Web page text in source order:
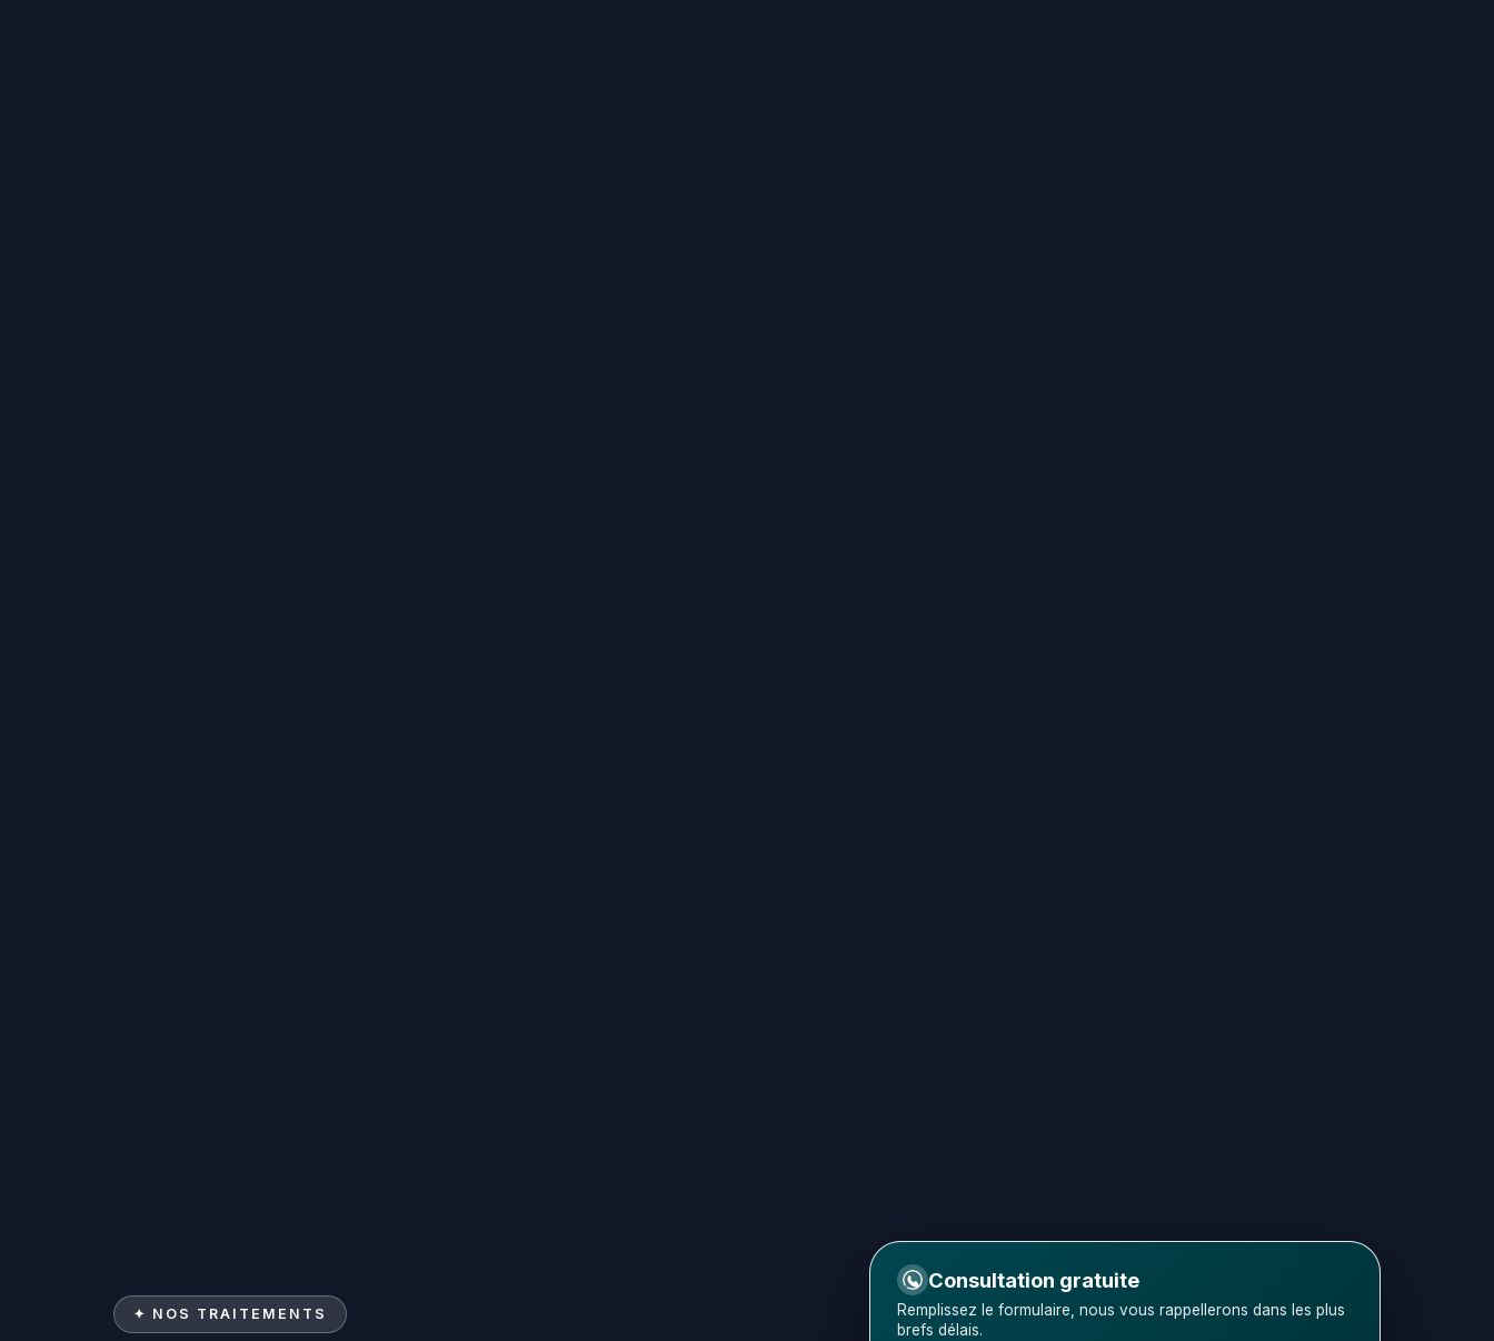
✦ NOS TRAITEMENTS
Consultation gratuite
Remplissez le formulaire, nous vous rappellerons dans les plus
brefs délais.